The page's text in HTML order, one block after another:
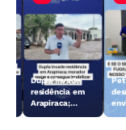
Dupla invade
residência em
Arapiraca;
Pet